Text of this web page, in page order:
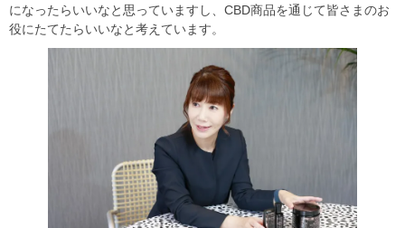
になったらいいなと思っていますし、CBD商品を通じて皆さまのお
役にたてたらいいなと考えています。